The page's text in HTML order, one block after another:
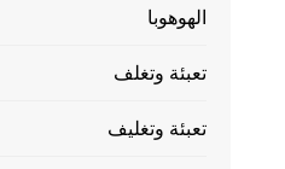
الهوهوبا
تعبئة وتغلف
تعبئة وتغليف